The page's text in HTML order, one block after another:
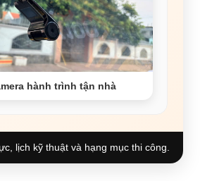
hành trình tận nhà
lịch kỹ thuật và hạng mục thi công.